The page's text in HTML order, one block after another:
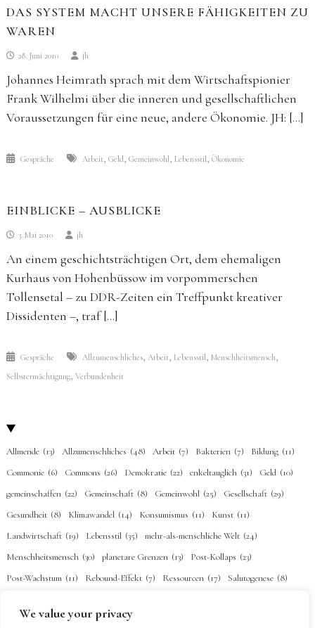
We value your privacy
DAS SYSTEM MACHT UNSERE FÄHIGKEITEN ZU
WAREN
28. Juni 2010 jh
Johannes Heimrath sprach mit dem Wirtschaftspionier
Frank Wilhelmi über die inneren und gesellschaftlichen
Voraussetzungen für eine neue, andere Ökonomie. JH: […]
Gespräche Arbeit, Geld, Gemeinwohl , Lebensstil , Ökonomie
EINBLICKE – AUSBLICKE
3. Mai 2010 jh
An einem geschichtsträchtigen Ort, dem ehemaligen
Kurhaus von Hohenbüssow im vorpommerschen
Tollensetal – zu DDR-Zeiten ein Treffpunkt kreativer
Dissidenten –, traf […]
Gespräche Allzumenschliches, Arbeit, Lebensstil , Menschheitsmensch,
Selbstermächtigung, Verbundenheit
Allmende (13) Allzumenschliches (48) Arbeit (7) Bakterien (7) Bildung (11)
Commonie (6) Commons (26) Demokratie (22) enkeltauglich (31) Geld (10)
gemeinschaffen (22) Gemeinschaft (8) Gemeinwohl (25) Gesellschaft (29)
Gesundheit (8) Klimawandel (14) Konsumismus (11) Kunst (11)
Landwirtschaft (19) Lebensstil (35) mehr-als-menschliche Welt (24)
Menschheitsmensch (30) planetare Grenzen (13) Post-Kollaps (23)
Post-Wachstum (11) Rebound-Effekt (7) Ressourcen (17) Salutogenese (8)
Urgeschichte (1) Verbundenheit (34)